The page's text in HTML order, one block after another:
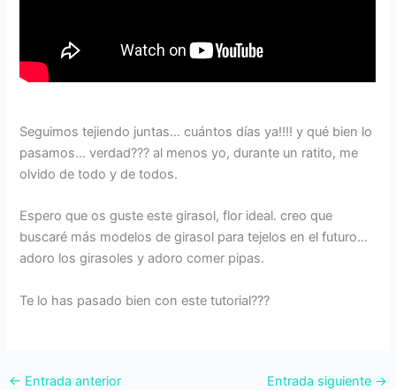
Seguimos tejiendo juntas… cuántos días ya!!!! y qué bien lo
pasamos… verdad??? al menos yo, durante un ratito, me
olvido de todo y de todos.
Espero que os guste este girasol, flor ideal. creo que
buscaré más modelos de girasol para tejelos en el futuro…
adoro los girasoles y adoro comer pipas.
Te lo has pasado bien con este tutorial???
← Entrada anterior Entrada siguiente →